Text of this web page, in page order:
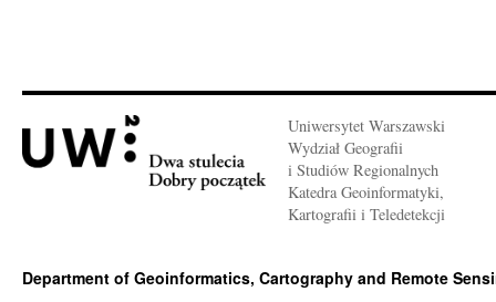
Uniwersytet Warszawski
Wydział Geografii
i Studiów Regionalnych
Katedra Geoinformatyki,
Kartografii i Teledetekcji
Department of Geoinformatics, Cartography and Remote